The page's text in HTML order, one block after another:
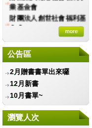
業基金會
財團法人創世社會福利基
金會
財團法人愛盲基金會
信誼基金會-守護孩子唯
一的童年
兒童福利聯盟文教基金會
智邦公益館
社團法人台灣生命教育協
會
遲緩兒早期療育協會
公告區
2月贈書書單出來囉
12月新書
10月書單~
瀏覽人次